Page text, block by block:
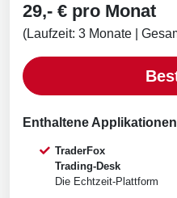
29,- € pro Monat
(Laufzeit: 3 Monate |
Enthaltene Applikationen
TraderFox
Trading-Desk
Die Echtzeit-Plattform